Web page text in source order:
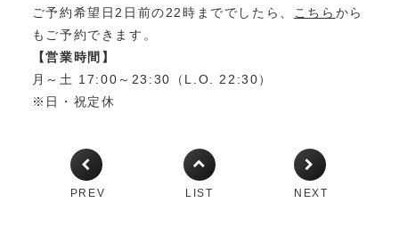
ご予約希望日2日前の22時まででしたら、
こちら から
もご予約できます。
【営業時間】
月～土 17:00～23:30（L.O. 22:30）
※日・祝定休
PREV LIST NEXT